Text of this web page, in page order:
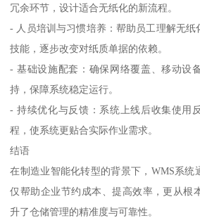
冗余环节，设计适合无纸化的新流程。
- 人员培训与习惯培养：帮助员工理解无纸
技能，逐步改变对纸质单据的依赖。
- 基础设施配套：确保网络覆盖、移动设
持，保障系统稳定运行。
- 持续优化与反馈：系统上线后收集使用
程，使系统更贴合实际作业需求。
结语
在制造业智能化转型的背景下，WMS系统
仅帮助企业节约成本、提高效率，更从根
升了仓储管理的精准度与可靠性。